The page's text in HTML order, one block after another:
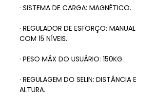
· SISTEMA DE CARGA: MAGNÉTICO.
· REGULADOR DE ESFORÇO: MANUAL
COM 15 NÍVEIS.
· PESO MÁX DO USUÁRIO: 150KG.
· REGULAGEM DO SELIN: DISTÂNCIA E
ALTURA.